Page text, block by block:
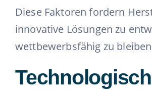
Diese Faktoren fordern
innovative Lösungen zu
wettbewerbsfähig zu